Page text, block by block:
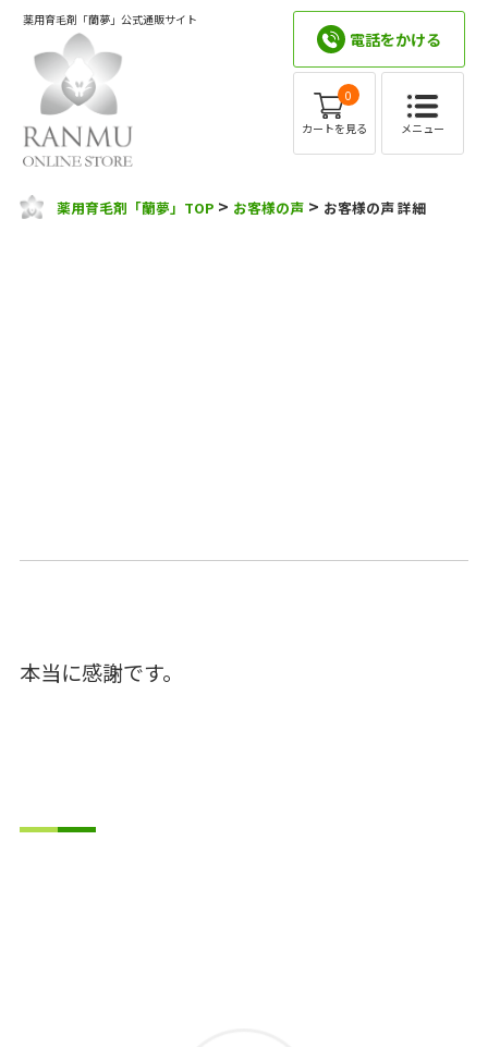
薬用育毛剤「蘭夢」公式通販サイト
電話をかける
0
カートを見る メニュー
薬用育毛剤「蘭夢」TOP > お客様の声 > お客様の声 詳細
本当に感謝です。